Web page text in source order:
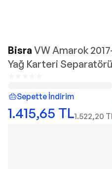
Bisra VW Amarok
Yağ Karteri
Sepette İndirim
1.415,65 TL1.522,20